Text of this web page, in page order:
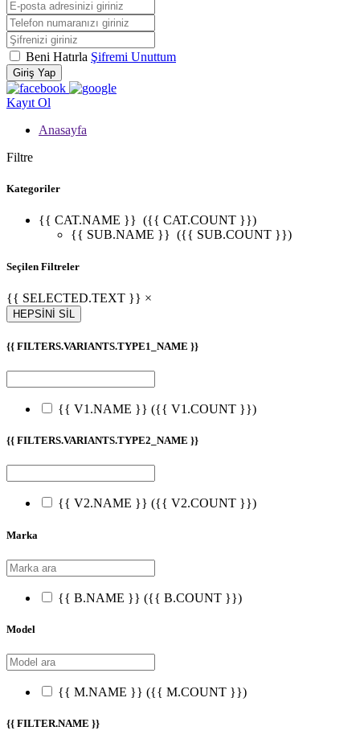
Beni Hatırla Şifremi Unuttum
Giriş Yap
Kayıt Ol
Anasayfa
Filtre
Kategoriler
{{ CAT.NAME }} ({{ CAT.COUNT }})
{{ SUB.NAME }} ({{ SUB.COUNT }})
Seçilen Filtreler
{{ SELECTED.TEXT }} ×
HEPSİNİ SİL
{{ FILTERS.VARIANTS.TYPE1_NAME }}
{{ V1.NAME }} ({{ V1.COUNT }})
{{ FILTERS.VARIANTS.TYPE2_NAME }}
{{ V2.NAME }} ({{ V2.COUNT }})
Marka
{{ B.NAME }} ({{ B.COUNT }})
Model
{{ M.NAME }} ({{ M.COUNT }})
{{ FILTER.NAME }}